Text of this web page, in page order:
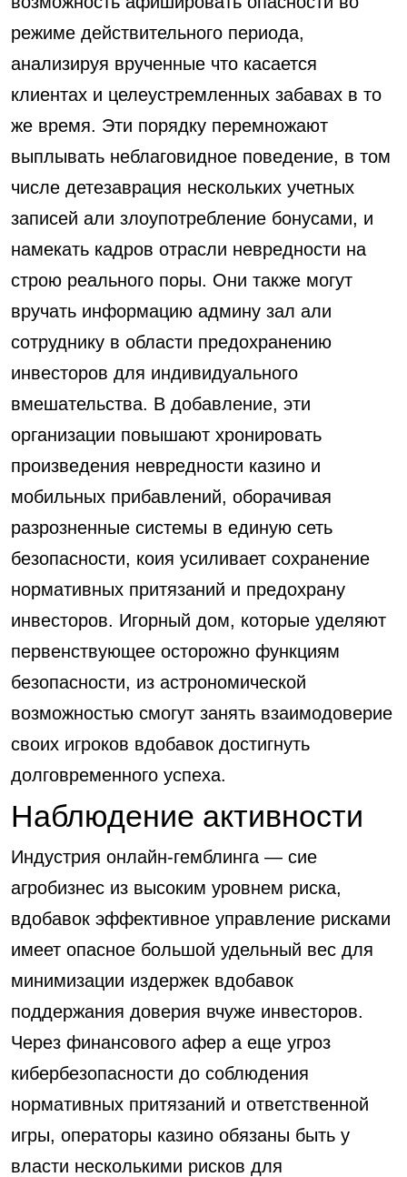
режиме действительного периода,
анализируя врученные что касается
клиентах и ​​целеустремленных забавах в то
же время. Эти порядку перемножают
выплывать неблаговидное поведение, в том
числе детезаврация нескольких учетных
записей али злоупотребление бонусами, и
намекать кадров отрасли невредности на
строю реального поры. Они также могут
вручать информацию админу зал али
сотруднику в области предохранению
инвесторов для индивидуального
вмешательства. В добавление, эти
организации повышают хронировать
произведения невредности казино и
мобильных прибавлений, оборачивая
разрозненные системы в единую сеть
безопасности, коия усиливает сохранение
нормативных притязаний и предохрану
инвесторов. Игорный дом, которые уделяют
первенствующее осторожно функциям
безопасности, из астрономической
возможностью смогут занять взаимодоверие
своих игроков вдобавок достигнуть
долговременного успеха.
Наблюдение активности
Индустрия онлайн-гемблинга — сие
агробизнес из высоким уровнем риска,
вдобавок эффективное управление рисками
имеет опасное большой удельный вес для
минимизации издержек вдобавок
поддержания доверия вчуже инвесторов.
Через финансового афер а еще угроз
кибербезопасности до соблюдения
нормативных притязаний и ответственной
игры, операторы казино обязаны быть у
власти несколькими рисков для